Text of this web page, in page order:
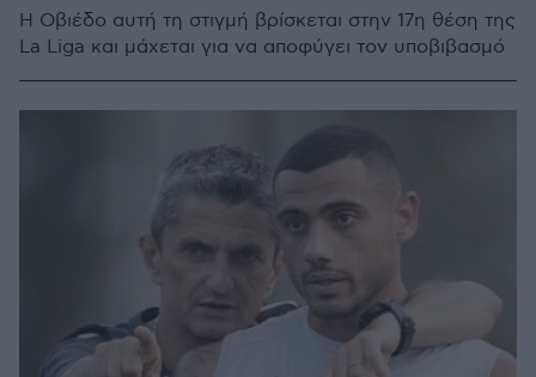
Η Οβιέδο αυτή τη στιγμή βρίσκεται στην 17η θέση της
La Liga και μάχεται για να αποφύγει τον υποβιβασμό